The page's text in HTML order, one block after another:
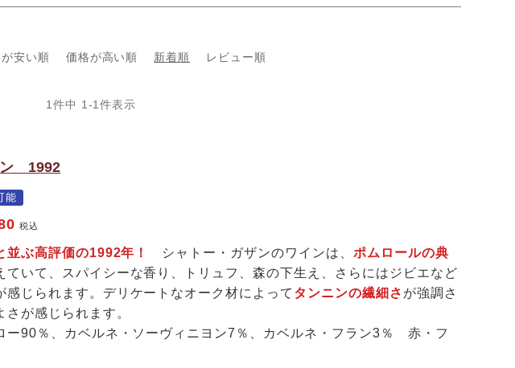
安い順 価格が高い順 新着順 レビュー順
1 件中 1 -1件表示
ン 1992
能
税込
並ぶ高評価の1992年！ シャトー・ガザンのワインは、 ポムロールの典
ていて、スパイシーな香り、トリュフ、森の下生え、さらにはジビエなど
感じられます。デリケートなオーク材によって タンニンの繊細さ が強調さ
が感じられます。
ー90％、カベルネ・ソーヴィニヨン7％、カベルネ・フラン3％ 赤・フ